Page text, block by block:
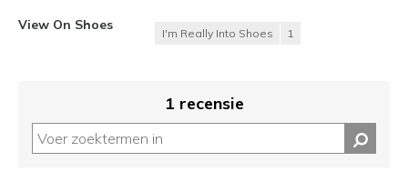
View On Shoes
I'm Really Into Shoes 1
1 recensie